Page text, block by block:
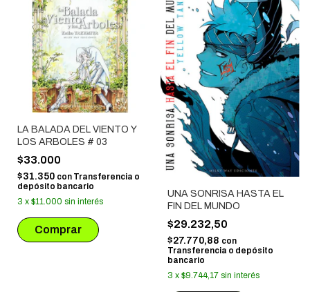
LA BALADA DEL VIENTO Y
LOS ARBOLES # 03
$33.000
$31.350 con Transferencia o
depósito bancario
3 x $11.000 sin interés
UNA SONRISA HASTA EL
FIN DEL MUNDO
$29.232,50
$27.770,88 con
Transferencia o depósito
bancario
3 x $9.744,17 sin interés